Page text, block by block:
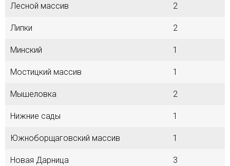
Лесной массив 2
Липки 2
Минский 1
Мостицкий массив 1
Мышеловка 2
Нижние сады 1
Южноборщаговский массив 1
Новая Дарница 3